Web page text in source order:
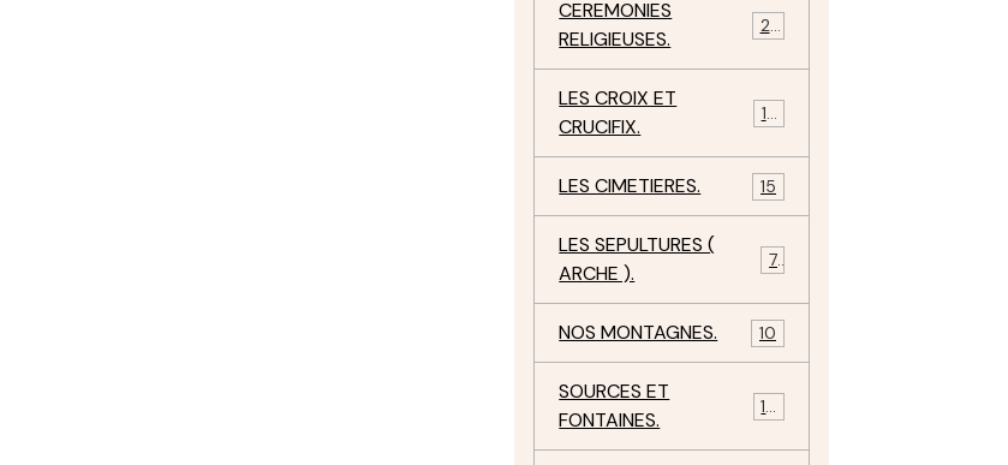
CEREMONIES
RELIGIEUSES.
23
LES CROIX ET
CRUCIFIX.
18
LES CIMETIERES. 15
LES SEPULTURES (
ARCHE ).
7
NOS MONTAGNES. 10
SOURCES ET
FONTAINES.
10